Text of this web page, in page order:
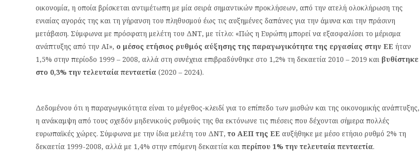
οικονομία, η οποία βρίσκεται αντιμέτωπη με μία σειρά σημαντικών προκλήσεων, από την ατελή ολοκλήρωση της
ενιαίας αγοράς της και τη γήρανση του πληθυσμού έως τις αυξημένες δαπάνες για την άμυνα και την πράσινη
μετάβαση. Σύμφωνα με πρόσφατη μελέτη του ΔΝΤ, με τίτλο: «Πώς η Ευρώπη μπορεί να εξασφαλίσει το μέρισμα
ανάπτυξης από την ΑΙ», ο μέσος ετήσιος ρυθμός αύξησης της παραγωγικότητα της εργασίας στην ΕΕ ήταν
1,5% στην περίοδο 1999 – 2008, αλλά στη συνέχεια επιβραδύνθηκε στο 1,2% τη δεκαετία 2010 – 2019 και βυθίστηκε
στο 0,3% την τελευταία πενταετία (2020 – 2024).
Δεδομένου ότι η παραγωγικότητα είναι το μέγεθος-κλειδί για το επίπεδο των μισθών και της οικονομικής ανάπτυξης,
η ανάκαμψη από τους σχεδόν μηδενικούς ρυθμούς της θα εκτόνωνε τις πιέσεις που δέχονται σήμερα πολλές
ευρωπαϊκές χώρες. Σύμφωνα με την ίδια μελέτη του ΔΝΤ, το ΑΕΠ της ΕΕ αυξήθηκε με μέσο ετήσιο ρυθμό 2% τη
δεκαετία 1999-2008, αλλά με 1,4% στην επόμενη δεκαετία και περίπου 1% την τελευταία πενταετία.